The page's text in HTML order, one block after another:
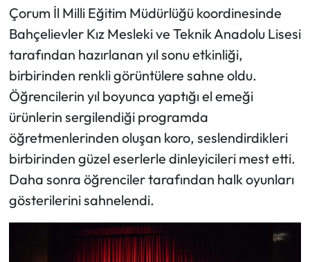
Çorum İl Milli Eğitim Müdürlüğü koordinesinde
Bahçelievler Kız Mesleki ve Teknik Anadolu Lisesi
tarafından hazırlanan yıl sonu etkinliği,
birbirinden renkli görüntülere sahne oldu.
Öğrencilerin yıl boyunca yaptığı el emeği
ürünlerin sergilendiği programda
öğretmenlerinden oluşan koro, seslendirdikleri
birbirinden güzel eserlerle dinleyicileri mest etti.
Daha sonra öğrenciler tarafından halk oyunları
gösterilerini sahnelendi.
Kültür Sanat
Laçin Haberleri
Magazin
Mecitözü Haberleri
Oğuzlar Haberleri
Ortaköy Haberleri
Osmancık Haberleri